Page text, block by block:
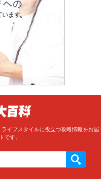
イフスタイルに役立つ攻略情報をお届
です。